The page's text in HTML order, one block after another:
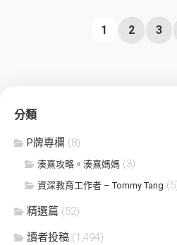
1 2 3
分類
P牌專欄 (8)
湊熹攻略。湊熹媽媽 (3)
資深教育工作者 – Tommy Tang
精選篇 (52)
讀者投稿 (1,494)